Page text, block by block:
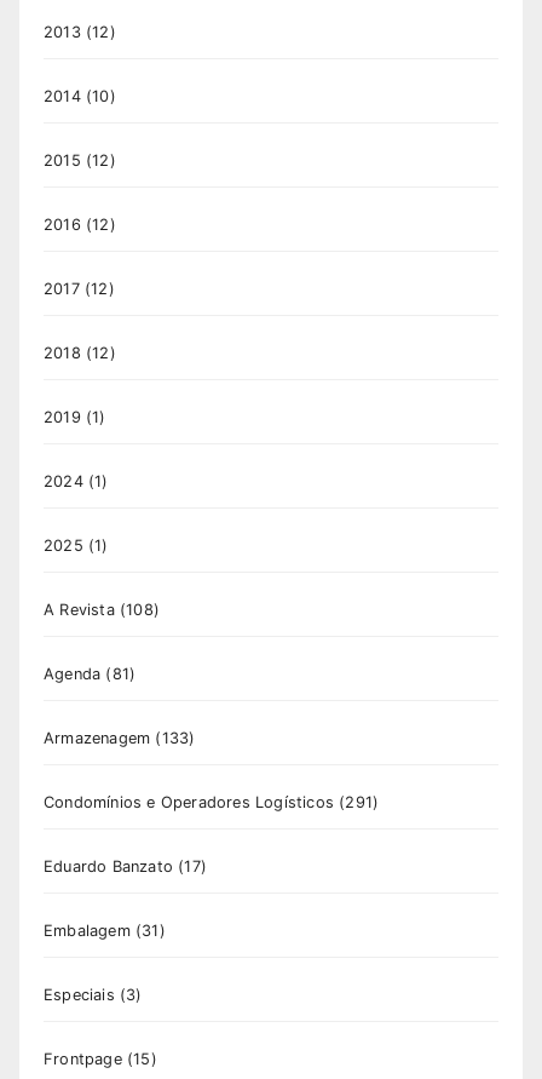
2013(12)
2014(10)
2015 (12)
2016 (12)
2017(12)
2018 (12)
2019 (1)
2024(1)
2025 (1)
A Revista(108)
Agenda (81)
Armazenagem (133)
Condomínios e Operadores Logísticos (291)
Eduardo Banzato (17)
Embalagem(31)
Especiais (3)
Frontpage(15)